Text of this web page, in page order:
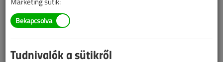
Tudnivalók a sütikről